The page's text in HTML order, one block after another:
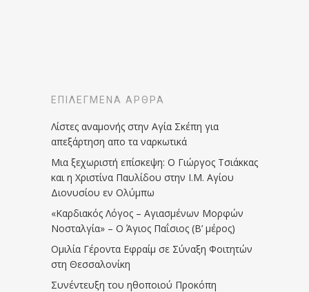
ΕΠΙΛΕΓΜΈΝΑ ΆΡΘΡΑ
Λίστες αναμονής στην Αγία Σκέπη για
απεξάρτηση απο τα ναρκωτικά
Μια ξεχωριστή επίσκεψη: Ο Γιώργος Τσιάκκας
και η Χριστίνα Παυλίδου στην Ι.Μ. Αγίου
Διονυσίου εν Ολύμπω
«Καρδιακός Λόγος – Αγιασμένων Μορφών
Νοσταλγία» – Ο Άγιος Παΐσιος (Β’ μέρος)
Ομιλία Γέροντα Εφραίμ σε Σύναξη Φοιτητών
στη Θεσσαλονίκη
Συνέντευξη του ηθοποιού Προκόπη